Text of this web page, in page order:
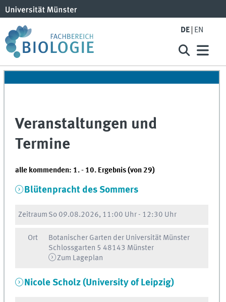
DE EN
Veranstaltungen und
Termine
alle kommenden: 1. - 10. Ergebnis (von 29)
Blütenpracht des Sommers
Zeitraum So09.08.2026, 11:00 Uhr- 12:30 Uhr
Ort
Botanischer Garten der Universität Münster
Schlossgarten 5 48143 Münster
Zum Lageplan
Nicole Scholz (University of Leipzig)